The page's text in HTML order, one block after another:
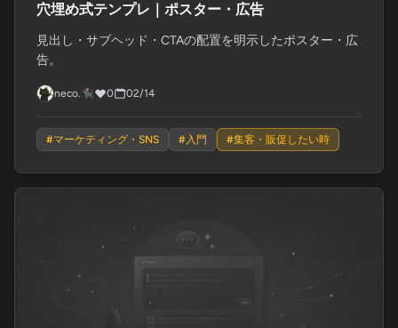
穴埋め式テンプレ｜ポスター・広告
見出し・サブヘッド・CTAの配置を明示したポスター・広
告。
neco.🐈‍⬛ 0 02/14
#マーケティング・SNS #入門 #集客・販促したい時